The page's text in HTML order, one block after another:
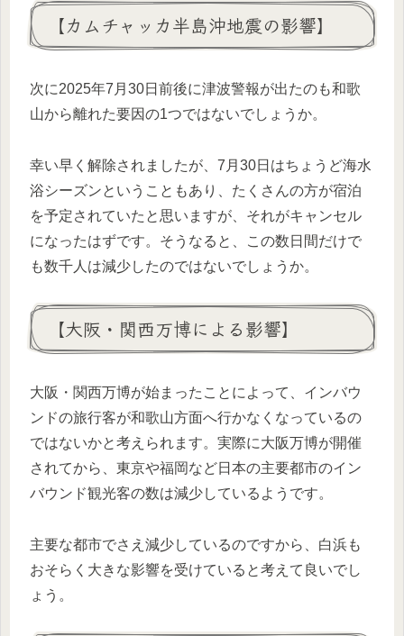
【カムチャッカ半島沖地震の影響】
次に2025年7月30日前後に津波警報が出たのも和歌
山から離れた要因の1つではないでしょうか。
幸い早く解除されましたが、7月30日はちょうど海水
浴シーズンということもあり、たくさんの方が宿泊
を予定されていたと思いますが、それがキャンセル
になったはずです。そうなると、この数日間だけで
も数千人は減少したのではないでしょうか。
【大阪・関西万博による影響】
大阪・関西万博が始まったことによって、インバウ
ンドの旅行客が和歌山方面へ行かなくなっているの
ではないかと考えられます。実際に大阪万博が開催
されてから、東京や福岡など日本の主要都市のイン
バウンド観光客の数は減少しているようです。
主要な都市でさえ減少しているのですから、白浜も
おそらく大きな影響を受けていると考えて良いでし
ょう。